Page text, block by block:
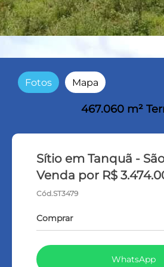
Fotos Mapa
467.060 m²
Sítio em Tanquã -
Venda por R$
Cód.ST3479
Comprar
WhatsApp